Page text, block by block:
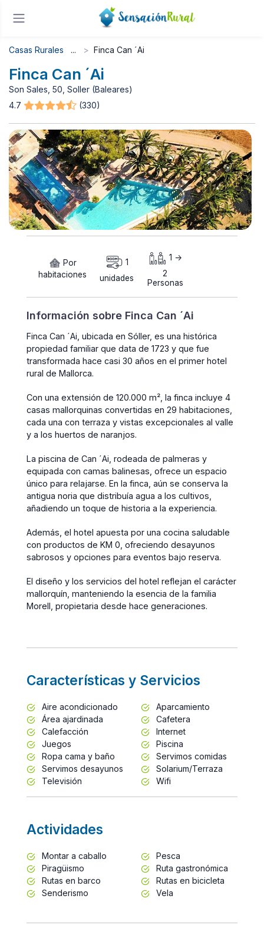
Casas Rurales Finca Can ´Ai
Finca Can ´Ai
Son Sales, 50, Soller (Baleares)
4.7
(330)
Por
habitaciones
1
unidades
1 ->
2
Personas
Información sobre Finca Can ´Ai
Finca Can ´Ai, ubicada en Sóller, es una histórica
propiedad familiar que data de 1723 y que fue
transformada hace casi 30 años en el primer hotel
rural de Mallorca.
Con una extensión de 120.000 m², la finca incluye 4
casas mallorquinas convertidas en 29 habitaciones,
cada una con terraza y vistas excepcionales al valle
y a los huertos de naranjos.
La piscina de Can ´Ai, rodeada de palmeras y
equipada con camas balinesas, ofrece un espacio
único para relajarse. En la finca, aún se conserva la
antigua noria que distribuía agua a los cultivos,
añadiendo un toque de historia a la experiencia.
Además, el hotel apuesta por una cocina saludable
con productos de KM 0, ofreciendo desayunos
sabrosos y opciones para eventos bajo reserva.
El diseño y los servicios del hotel reflejan el carácter
mallorquín, manteniendo la esencia de la familia
Morell, propietaria desde hace generaciones.
Características y Servicios
Aire acondicionado
Aparcamiento
Área ajardinada
Cafetera
Calefacción
Internet
Juegos
Piscina
Ropa cama y baño
Servimos comidas
Servimos desayunos
Solarium/Terraza
Televisión
Wifi
Actividades
Montar a caballo
Pesca
Piragüismo
Ruta gastronómica
Rutas en barco
Rutas en bicicleta
Senderismo
Vela